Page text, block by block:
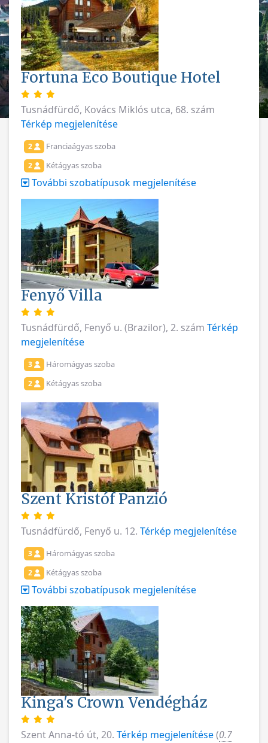
Fortuna Eco Boutique Hotel
Tusnádfürdő, Kovács Miklós utca, 68. szám
Térkép megjelenítése
2 Franciaágyas szoba
2 Kétágyas szoba
További szobatípusok megjelenítése
Fenyő Villa
Tusnádfürdő, Fenyő u. (Brazilor), 2. szám Térkép
megjelenítése
3 Háromágyas szoba
2 Kétágyas szoba
Szent Kristóf Panzió
Tusnádfürdő, Fenyő u. 12. Térkép megjelenítése
3 Háromágyas szoba
2 Kétágyas szoba
További szobatípusok megjelenítése
Kinga's Crown Vendégház
Szent Anna-tó út, 20. Térkép megjelenítése(0.7